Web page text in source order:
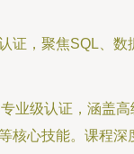
证，聚焦SQL、数
专业级认证，涵盖高
核心技能。课程深